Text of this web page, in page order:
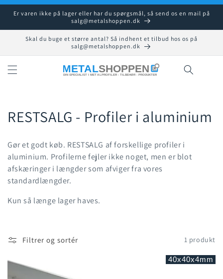
Gå til
indhold
Er varen ikke på lager eller har du spørgsmål, så send os en mail på
salg@metalshoppen.dk
Skal du buge et større antal? Så indhent et tilbud hos os på
salg@metalshoppen.dk
K
l
l
e
t
RESTSALG - Profiler i aluminium
Gør et godt køb. RESTSALG af forskellige profiler i
aluminium. Profilerne fejler ikke noget, men er blot
afskæringer i længder som afviger fra vores
standardlængder.
Kun så længe lager haves.
Filtrer og sortér 1 produkt
40x40x4mm